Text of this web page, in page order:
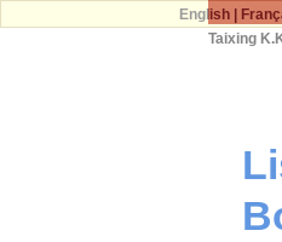
Taixing
English|